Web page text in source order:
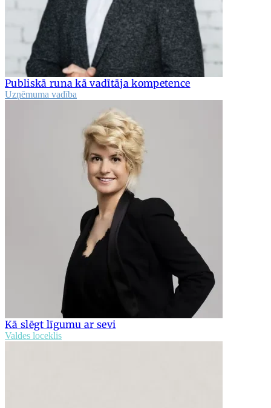
Publiskā runa kā vadītāja kompetence
Uzņēmuma vadība
Kā slēgt līgumu ar sevi
Valdes loceklis